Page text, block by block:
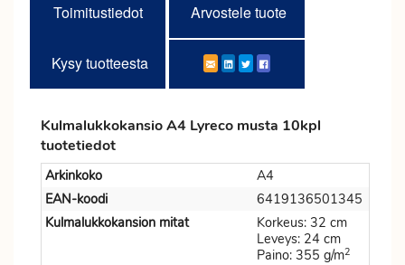
Toimitustiedot Arvostele tuote
Kysy tuotteesta
Kulmalukkokansio A4 Lyreco musta 10kpl
tuotetiedot
Arkinkoko
A4
EAN-koodi
6419136501345
Kulmalukkokansion mitat
Korkeus: 32 cm
Leveys: 24 cm
Paino: 355 g/m2